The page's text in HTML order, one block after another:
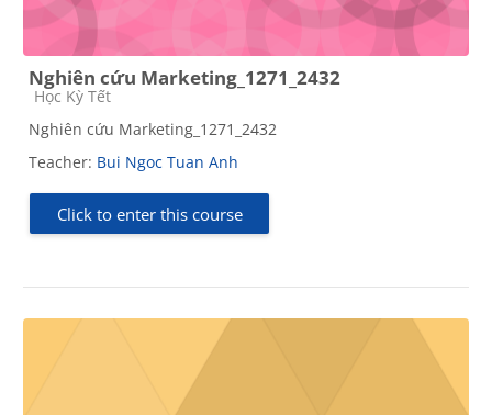
Nghiên cứu Marketing_1271_2432
Course category
Học Kỳ Tết
Nghiên cứu Marketing_1271_2432
Teacher: Bui Ngoc Tuan Anh
Click to enter this course